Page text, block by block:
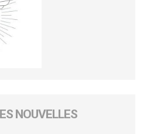
NOUVELLES